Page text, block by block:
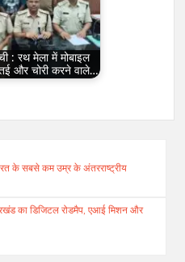
: रथ मेला में मोबाइल
और चोरी करने वाले…
के सबसे कम उम्र के अंतरराष्ट्रीय
का डिजिटल रोडमैप, एआई मिशन और